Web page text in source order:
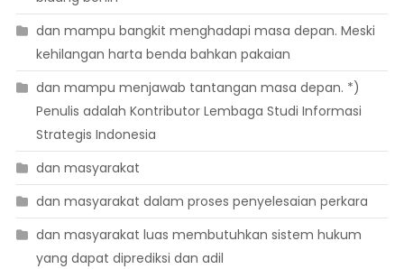
dan mampu bangkit menghadapi masa depan. Meski
kehilangan harta benda bahkan pakaian
dan mampu menjawab tantangan masa depan. *)
Penulis adalah Kontributor Lembaga Studi Informasi
Strategis Indonesia
dan masyarakat
dan masyarakat dalam proses penyelesaian perkara
dan masyarakat luas membutuhkan sistem hukum
yang dapat diprediksi dan adil